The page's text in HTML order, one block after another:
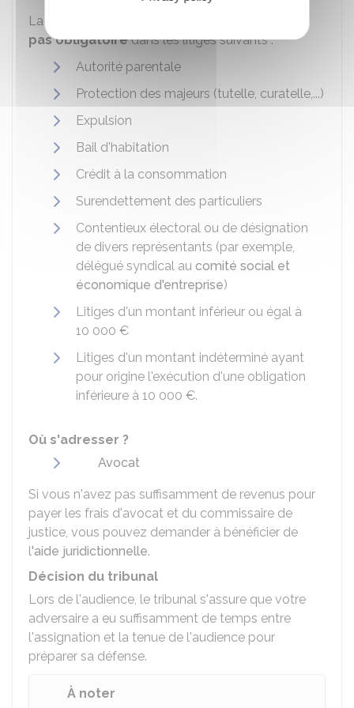
La représentation par un avocat n'est toutefois
pas obligatoiredans les litiges suivants :
Autorité parentale
Protection des majeurs (tutelle, curatelle,...)
Expulsion
Bail d'habitation
Crédit à la consommation
Surendettement des particuliers
Contentieux électoral ou de désignation
de divers représentants (par exemple,
délégué syndical au comité social et
économique d'entreprise)
Litiges d'un montant inférieur ou égal à
10 000 €
Litiges d'un montant indéterminé ayant
pour origine l'exécution d'une obligation
inférieure à 10 000 €.
Où s'adresser ?
Avocat
Si vous n'avez pas suffisamment de revenus pour
payer les frais d'avocat et du commissaire de
justice, vous pouvez demander à bénéficier de
l'aide juridictionnelle.
Décision du tribunal
Lors de l'audience, le tribunal s'assure que votre
adversaire a eu suffisamment de temps entre
l'assignation et la tenue de l'audience pour
préparer sa défense.
À noter